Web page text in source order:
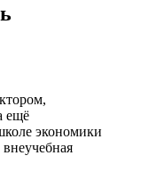
ещё
экономики